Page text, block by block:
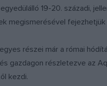
19-20. századi,
megismerésével fejezhetjük
részei már a római
gazdagon részletezve az
kezdi.